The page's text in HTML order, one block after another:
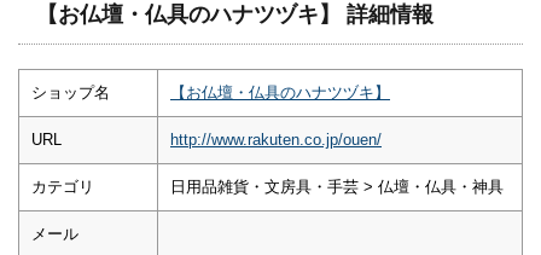
【お仏壇・仏具のハナツヅキ】 詳細情報
ショップ名 【お仏壇・仏具のハナツヅキ】
URL http://www.rakuten.co.jp/ouen/
カテゴリ 日用品雑貨・文房具・手芸 > 仏壇・仏具・神具
メール